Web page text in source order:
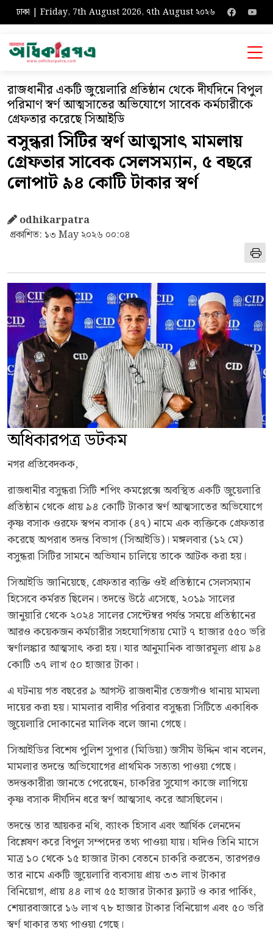
ঢাকা | Friday, 7th August 2026, ৭th August ২০২৬
রাজধানীর একটি জুয়েলারি প্রতিষ্ঠান থেকে দীর্ঘদিনে বিপুল
পরিমাণ স্বর্ণ আত্মসাতের অভিযোগে সাবেক কর্মচারীকে
গ্রেফতার করেছে সিআইডি
বসুন্ধরা সিটির স্বর্ণ আত্মসাৎ মামলায়
গ্রেফতার সাবেক সেলসম্যান, ৫ বছরে
লোপাট ৯৪ কোটি টাকার স্বর্ণ
odhikarpatra
প্রকাশিত: ১৩ May ২০২৬ ০০:০৪
অধিকারপত্র ডটকম
নগর প্রতিবেদকক,
রাজধানীর বসুন্ধরা সিটি শপিং কমপ্লেক্সে অবস্থিত একটি জুয়েলারি
প্রতিষ্ঠান থেকে প্রায় ৯৪ কোটি টাকার স্বর্ণ আত্মসাতের অভিযোগে
কৃষ্ণ বসাক ওরফে স্বপন বসাক (৪৭) নামে এক ব্যক্তিকে গ্রেফতার
করেছে অপরাধ তদন্ত বিভাগ (সিআইডি)। মঙ্গলবার (১২ মে)
বসুন্ধরা সিটির সামনে অভিযান চালিয়ে তাকে আটক করা হয়।
সিআইডি জানিয়েছে, গ্রেফতার ব্যক্তি ওই প্রতিষ্ঠানে সেলসম্যান
হিসেবে কর্মরত ছিলেন। তদন্তে উঠে এসেছে, ২০১৯ সালের
জানুয়ারি থেকে ২০২৪ সালের সেপ্টেম্বর পর্যন্ত সময়ে প্রতিষ্ঠানের
আরও কয়েকজন কর্মচারীর সহযোগিতায় মোট ৭ হাজার ৫৫০ ভরি
স্বর্ণালঙ্কার আত্মসাৎ করা হয়। যার আনুমানিক বাজারমূল্য প্রায় ৯৪
কোটি ৩৭ লাখ ৫০ হাজার টাকা।
এ ঘটনায় গত বছরের ৯ আগস্ট রাজধানীর তেজগাঁও থানায় মামলা
দায়ের করা হয়। মামলার বাদীর পরিবার বসুন্ধরা সিটিতে একাধিক
জুয়েলারি দোকানের মালিক বলে জানা গেছে।
সিআইডির বিশেষ পুলিশ সুপার (মিডিয়া) জসীম উদ্দিন খান বলেন,
মামলার তদন্তে অভিযোগের প্রাথমিক সত্যতা পাওয়া গেছে।
তদন্তকারীরা জানতে পেরেছেন, চাকরির সুযোগ কাজে লাগিয়ে
কৃষ্ণ বসাক দীর্ঘদিন ধরে স্বর্ণ আত্মসাৎ করে আসছিলেন।
তদন্তে তার আয়কর নথি, ব্যাংক হিসাব এবং আর্থিক লেনদেন
বিশ্লেষণ করে বিপুল সম্পদের তথ্য পাওয়া যায়। যদিও তিনি মাসে
মাত্র ১০ থেকে ১৫ হাজার টাকা বেতনে চাকরি করতেন, তারপরও
তার নামে একটি জুয়েলারি ব্যবসায় প্রায় ৩৩ লাখ টাকার
বিনিয়োগ, প্রায় ৪৪ লাখ ৫৫ হাজার টাকার ফ্ল্যাট ও কার পার্কিং,
শেয়ারবাজারে ১৬ লাখ ৭৮ হাজার টাকার বিনিয়োগ এবং ৫০ ভরি
স্বর্ণ থাকার তথ্য পাওয়া গেছে।